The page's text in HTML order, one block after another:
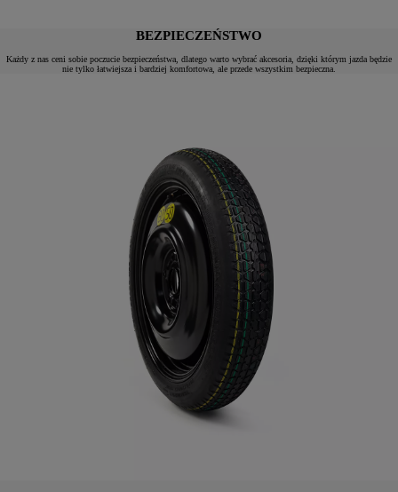
BEZPIECZEŃSTWO
Każdy z nas ceni sobie poczucie bezpieczeństwa, dlatego warto wybrać akcesoria, dzięki którym jazda będzie
nie tylko łatwiejsza i bardziej komfortowa, ale przede wszystkim bezpieczna.